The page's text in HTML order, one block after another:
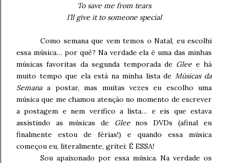
To save me from tears
I’ll give it to someone special
Como semana que vem temos o Natal, eu escolhi
essa música… por quê? Na verdade ela é uma das minhas
músicas favoritas da segunda temporada de Glee e há
muito tempo que ela está na minha lista de Músicas da
Semanaa postar, mas muitas vezes eu escolho uma
música que me chamou atenção no momento de escrever
a postagem e nem verifico a lista… e eis que estava
assistindo as músicas de Gleenos DVDs (afinal eu
finalmente estou de férias!) e quando essa música
começou eu, literalmente, gritei: É ESSA!
Sou apaixonado por essa música. Na verdade os